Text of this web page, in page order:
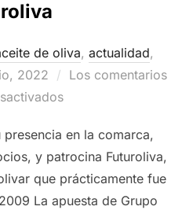
de oliva, actualidad,
2022
Los comentarios
en la comarca,
y patrocina Futuroliva,
que prácticamente fue
La apuesta de Grupo